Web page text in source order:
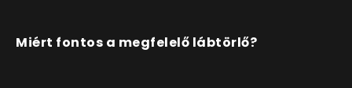
Miért fontos a megfelelő lábtörlő?